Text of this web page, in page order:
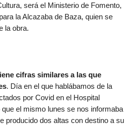
será el Ministerio de Fomento,
la Alcazaba de Baza, quien se
la obra.
cifras similares a las que
. Día en el que hablábamos de la
por Covid en el Hospital
el mismo lunes se nos informaba
producido dos altas con destino a su